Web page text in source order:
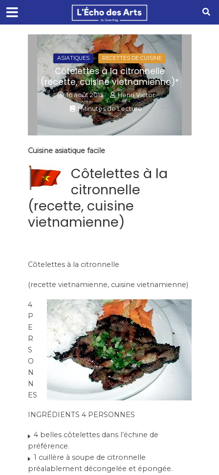
ASIATIQUES RECETTES DE CUISINE
Côtelettes à la citronnelle
(recette, cuisine vietnamienne)*
16 août 2015
Henri Victor
1 Minutes de Lecture
Cuisine asiatique facile
Côtelettes à la
citronnelle
(recette, cuisine
vietnamienne)
Côtelettes à la citronnelle
(recette vietnamienne, cuisine vietnamienne)
4
P
E
R
S
O
N
N
ES
INGRÉDIENTS 4 PERSONNES
4 belles côtelettes dans l’échine de
préférence.
1 cuillère à soupe de citronnelle
préalablement décongelée et épongée.